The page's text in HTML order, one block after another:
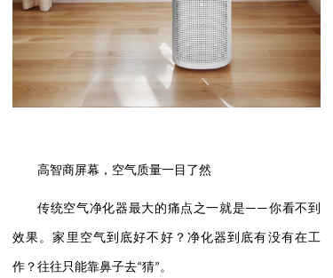
高智商屏幕，空气质量一目了然
传统空气净化器最大的痛点之一就是——你看不到
效果。家里空气到底好不好？净化器到底有没有在工
作？往往只能靠鼻子去“猜”。